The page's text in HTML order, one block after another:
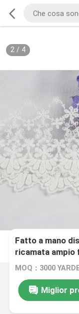
2/ 4
Fatto a mano
ricamata ampio
inverno
MOQ：3000
Miglior